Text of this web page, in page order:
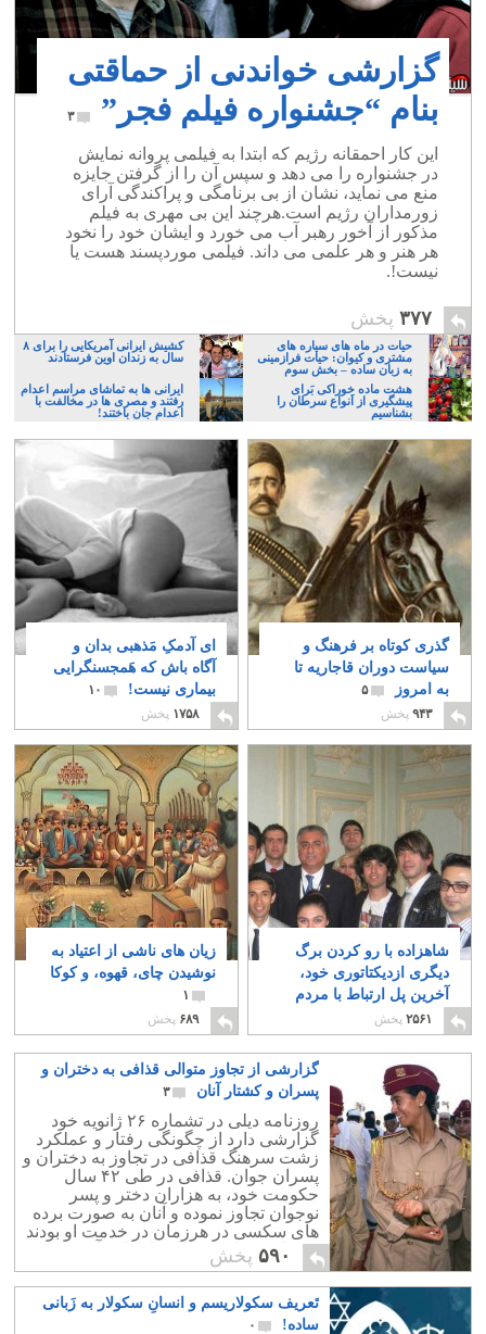
گزارشی خواندنی از حماقتی
بنام “جشنواره فیلم فجر”
۳
این کار احمقانه رژیم که ابتدا به فیلمی پروانه نمایش
در جشنواره را می دهد و سپس آن را از گرفتن جایزه
منع می نماید، نشان از بی برنامگی و پراکندگی آرای
زورمداران رژیم است.هرچند این بی مهری به فیلم
مذکور از آخور رهبر آب می خورد و ایشان خود را نخود
هر هنر و هر علمی می داند. فیلمی موردپسند هست یا
نیست!.
۳۷۷ پخش
حیات در ماه های سیاره های
مشتری و کیوان: حیات فرازمینی
به زبان ساده – بخش سوم
کشیش ایرانی آمریکایی را برای ۸
سال به زندان اوین فرستادند
هشت ماده خوراکی بَرای
پیشگیری از اَنواع سرطان را
بشناسیم
ایرانی ها به تماشای مراسم اعدام
رفتند و مصری ها در مخالفت با
اعدام جان باختند!
گذری کوتاه بر فرهنگ و
سیاست دوران قاجاریه تا
به امروز
۵
۹۴۳ پخش
ای آدمکِ مَذهبی بدان و
آگاه باش که هَمجسنگرایی
بیماری نیست!
۱۰
۱۷۵۸ پخش
شاهزاده با رو کردن برگ
دیگری ازدیکتاتوری خود،
آخرین پل ارتباط با مردم
را شکست
۲۵۶۱ پخش
زیان های ناشی از اعتیاد به
نوشیدن چای، قهوه، و کوکا
۱
۶۸۹ پخش
گزارشی از تجاوز متوالی قذافی به دختران و
پسران و کشتار آنان
۳
روزنامه دیلی در تشماره ۲۶ ژانویه خود
گزارشی دارد از چگونگی رفتار و عملکرد
زشت سرهنگ قذافی در تجاوز به دختران و
پسران جوان. قذافی در طی ۴۲ سال
حکومت خود، به هزاران دختر و پسر
نوجوان تجاوز نموده و آنان به صورت برده
های سکسی در هرزمان در خدمت او بودند
و خواسته های شیطانی او را بر آورده می
کردند.
۵۹۰ پخش
تَعریف سکولاریسم و انسانِ سکولار به زَبانی
ساده!
۰